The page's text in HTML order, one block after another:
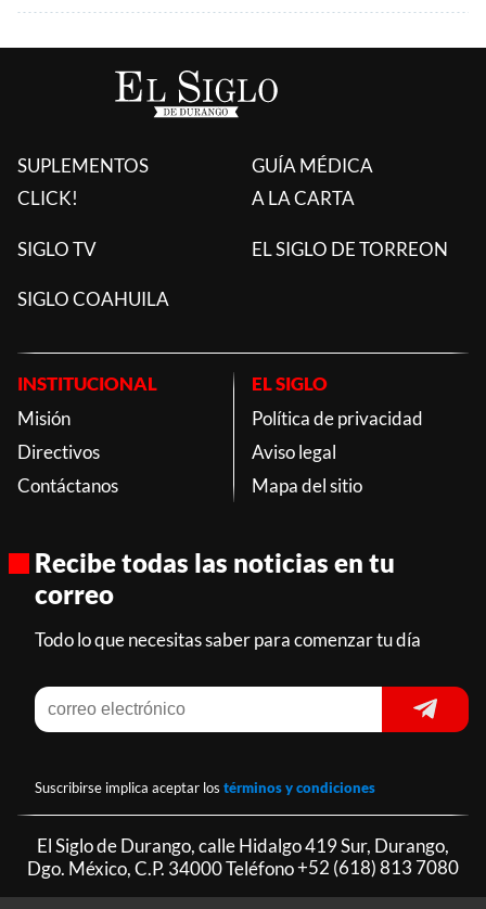
SUPLEMENTOS
CLICK!
GUÍA MÉDICA
A LA CARTA
SIGLO TV EL SIGLO DE TORREON
SIGLO COAHUILA
INSTITUCIONAL
Misión
Directivos
Contáctanos
EL SIGLO
Política de privacidad
Aviso legal
Mapa del sitio
Recibe todas las noticias en tu
correo
Todo lo que necesitas saber para comenzar tu día
Suscribirse implica aceptar los términos y condiciones
El Siglo de Durango, calle Hidalgo 419 Sur, Durango,
Dgo. México, C.P. 34000 Teléfono+52 (618) 813 7080